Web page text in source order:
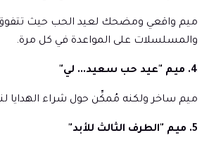
ميم واقعي ومضحك لعيد الحب حيث تتفوق
والمسلسلات على المواعدة في كل مرة.
4. ميم "عيد حب سعيد... لي"
ميم ساخر ولكنه مُمكِّن حول شراء الهدايا
5. ميم "الطرف الثالث للأبد"